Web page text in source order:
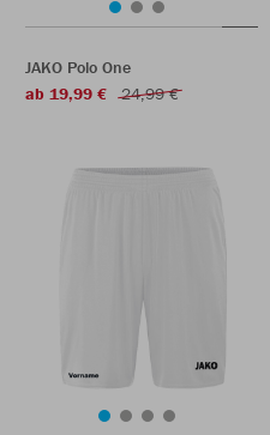
JAKO Polo One
ab 19,99 €
24,99 €